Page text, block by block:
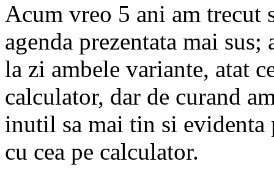
Acum vreo 5 ani am
agenda prezentata mai
la zi ambele variante, atat
calculator, dar de curand
inutil sa mai tin si evidenta
cu cea pe calculator.